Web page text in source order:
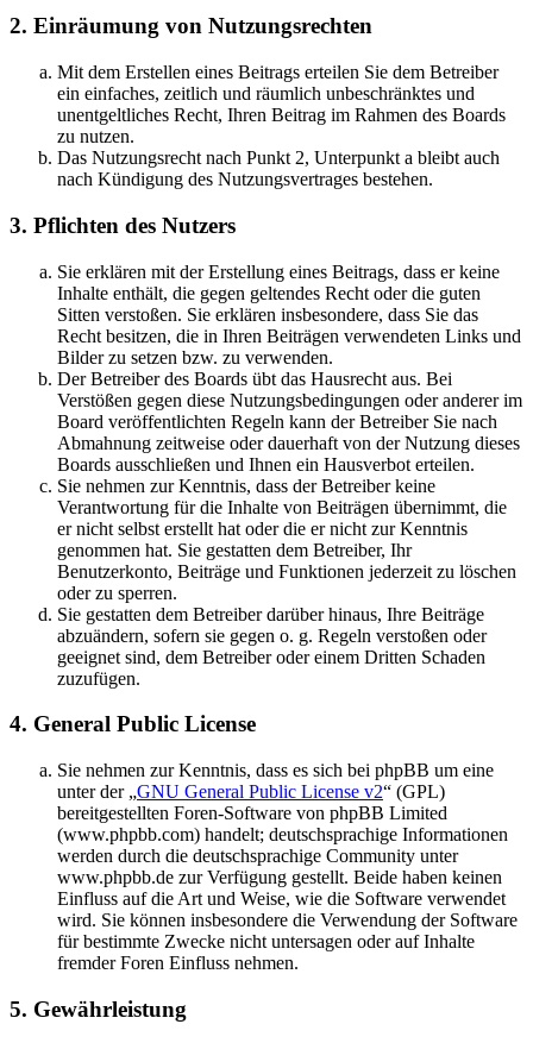
2. Einräumung von Nutzungsrechten
Mit dem Erstellen eines Beitrags erteilen Sie dem Betreiber
ein einfaches, zeitlich und räumlich unbeschränktes und
unentgeltliches Recht, Ihren Beitrag im Rahmen des Boards
zu nutzen.
Das Nutzungsrecht nach Punkt 2, Unterpunkt a bleibt auch
nach Kündigung des Nutzungsvertrages bestehen.
3. Pflichten des Nutzers
Sie erklären mit der Erstellung eines Beitrags, dass er keine
Inhalte enthält, die gegen geltendes Recht oder die guten
Sitten verstoßen. Sie erklären insbesondere, dass Sie das
Recht besitzen, die in Ihren Beiträgen verwendeten Links und
Bilder zu setzen bzw. zu verwenden.
Der Betreiber des Boards übt das Hausrecht aus. Bei
Verstößen gegen diese Nutzungsbedingungen oder anderer im
Board veröffentlichten Regeln kann der Betreiber Sie nach
Abmahnung zeitweise oder dauerhaft von der Nutzung dieses
Boards ausschließen und Ihnen ein Hausverbot erteilen.
Sie nehmen zur Kenntnis, dass der Betreiber keine
Verantwortung für die Inhalte von Beiträgen übernimmt, die
er nicht selbst erstellt hat oder die er nicht zur Kenntnis
genommen hat. Sie gestatten dem Betreiber, Ihr
Benutzerkonto, Beiträge und Funktionen jederzeit zu löschen
oder zu sperren.
Sie gestatten dem Betreiber darüber hinaus, Ihre Beiträge
abzuändern, sofern sie gegen o. g. Regeln verstoßen oder
geeignet sind, dem Betreiber oder einem Dritten Schaden
zuzufügen.
4. General Public License
Sie nehmen zur Kenntnis, dass es sich bei phpBB um eine
unter der „GNU General Public License v2“ (GPL)
bereitgestellten Foren-Software von phpBB Limited
(www.phpbb.com) handelt; deutschsprachige Informationen
werden durch die deutschsprachige Community unter
www.phpbb.de zur Verfügung gestellt. Beide haben keinen
Einfluss auf die Art und Weise, wie die Software verwendet
wird. Sie können insbesondere die Verwendung der Software
für bestimmte Zwecke nicht untersagen oder auf Inhalte
fremder Foren Einfluss nehmen.
5. Gewährleistung